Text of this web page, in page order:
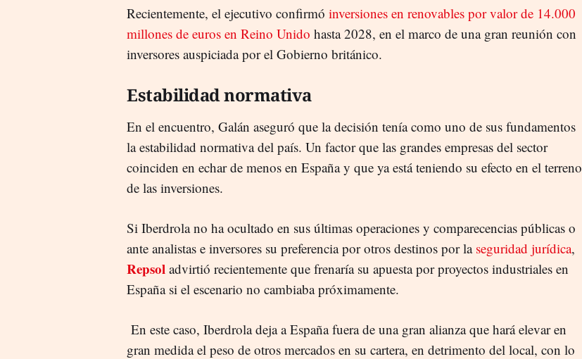
Recientemente, el ejecutivo confirmó inversiones en renovables por valor de 14.000
millones de euros en Reino Unido hasta 2028, en el marco de una gran reunión con
inversores auspiciada por el Gobierno británico.
Estabilidad normativa
En el encuentro, Galán aseguró que la decisión tenía como uno de sus fundamentos
la estabilidad normativa del país. Un factor que las grandes empresas del sector
coinciden en echar de menos en España y que ya está teniendo su efecto en el terreno
de las inversiones.
Si Iberdrola no ha ocultado en sus últimas operaciones y comparecencias públicas o
ante analistas e inversores su preferencia por otros destinos por la seguridad jurídica,
Repsol advirtió recientemente que frenaría su apuesta por proyectos industriales en
España si el escenario no cambiaba próximamente.
En este caso, Iberdrola deja a España fuera de una gran alianza que hará elevar en
gran medida el peso de otros mercados en su cartera, en detrimento del local, con lo